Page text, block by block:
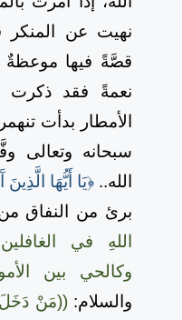
نهيت عن المنكر
قصَّةً فيها موعظةٌ
نعمةً فقد ذكرت
الأمطار بدأت
سبحانه وتعالى
الله..﴿يَا أَيُّهَا الَّذِينَ
برئ من النفاق
اللهِ في
وكالحي بين
والسلام:((مَنْ دَخَلَ